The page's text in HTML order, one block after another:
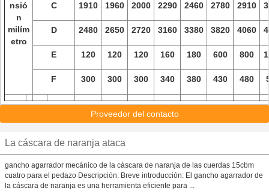
nsió
n
milím
etro
C 1910 1960 2000 2290 2460 2780 2910
D 2480 2650 2720 3160 3380 3820 4060
E 120 120 120 160 180 600 800
F 300 300 300 340 380 430 480
Proveedor del contacto
La cáscara de naranja ataca
gancho agarrador mecánico de la cáscara de naranja de las cuerdas 15cbm
cuatro para el pedazo Descripción: Breve introducción: El gancho agarrador de
la cáscara de naranja es una herramienta eficiente para ...